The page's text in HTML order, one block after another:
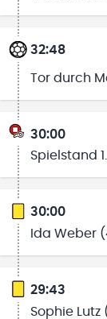
32:48
Tor durch
30:00
Spielstand
30:00
Ida Weber
29:43
Sophie Lutz